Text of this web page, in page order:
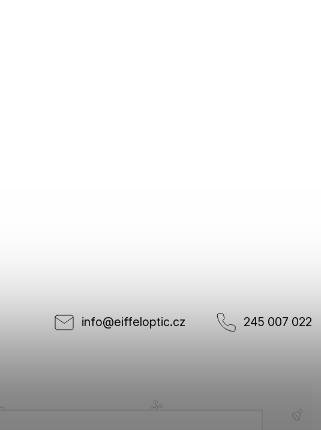
info@eiffeloptic.cz 245 007 022